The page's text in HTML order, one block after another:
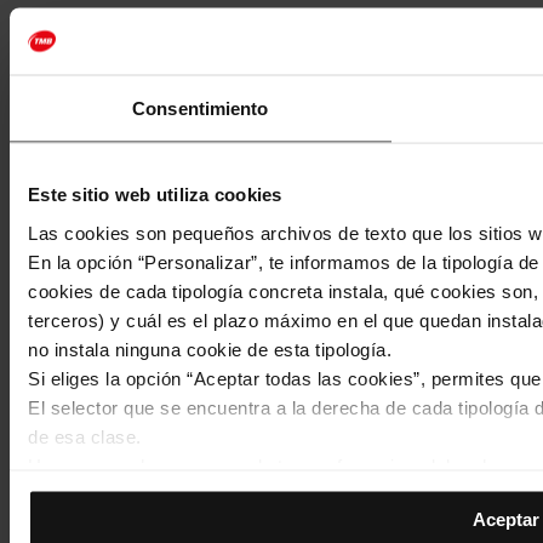
Consentimiento
Este sitio web utiliza cookies
Las cookies son pequeños archivos de texto que los sitios
En la opción “Personalizar”, te informamos de la tipología
cookies de cada tipología concreta instala, qué cookies
terceros) y cuál es el plazo máximo en el que quedan
no instala ninguna cookie de esta tipología.
Si eliges la opción “Aceptar todas las cookies”, permites
El selector que se encuentra a la derecha de cada
de esa clase.
de la tipología que hayas seleccionado previamente. Te
permiten recordar tus opciones de navegación (como el